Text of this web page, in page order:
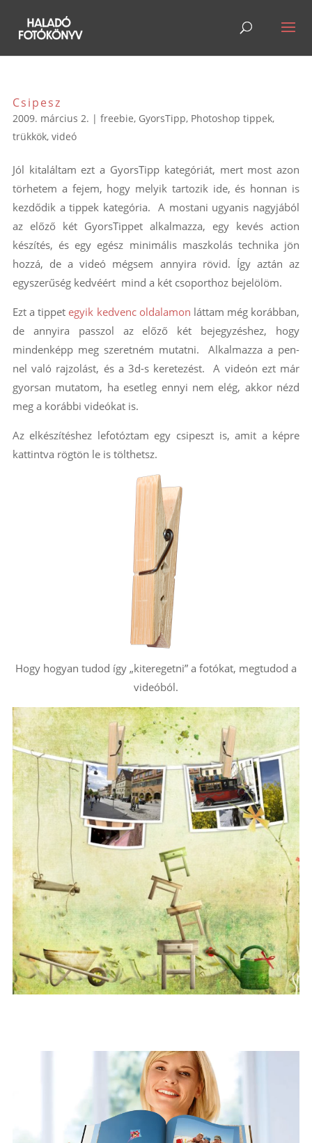
Csipesz
2009. március 2. | freebie, GyorsTipp, Photoshop tippek,
trükkök, videó
Jól kitaláltam ezt a GyorsTipp kategóriát, mert most azon
törhetem a fejem, hogy melyik tartozik ide, és honnan is
kezdődik a tippek kategória. A mostani ugyanis nagyjából
az előző két GyorsTippet alkalmazza, egy kevés action
készítés, és egy egész minimális maszkolás technika jön
hozzá, de a videó mégsem annyira rövid. Így aztán az
egyszerűség kedvéért mind a két csoporthoz bejelölöm.
Ezt a tippet egyik kedvenc oldalamon láttam még korábban,
de annyira passzol az előző két bejegyzéshez, hogy
mindenképp meg szeretném mutatni. Alkalmazza a pen-
nel való rajzolást, és a 3d-s keretezést. A videón ezt már
gyorsan mutatom, ha esetleg ennyi nem elég, akkor nézd
meg a korábbi videókat is.
Az elkészítéshez lefotóztam egy csipeszt is, amit a képre
kattintva rögtön le is tölthetsz.
Hogy hogyan tudod így „kiteregetni” a fotókat, megtudod a
videóból.